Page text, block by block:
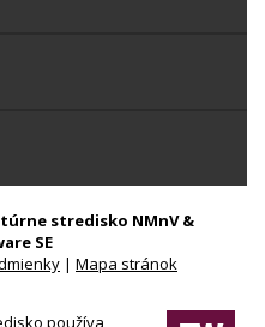
stredisko NMnV &
SE
| Mapa stránok
používa